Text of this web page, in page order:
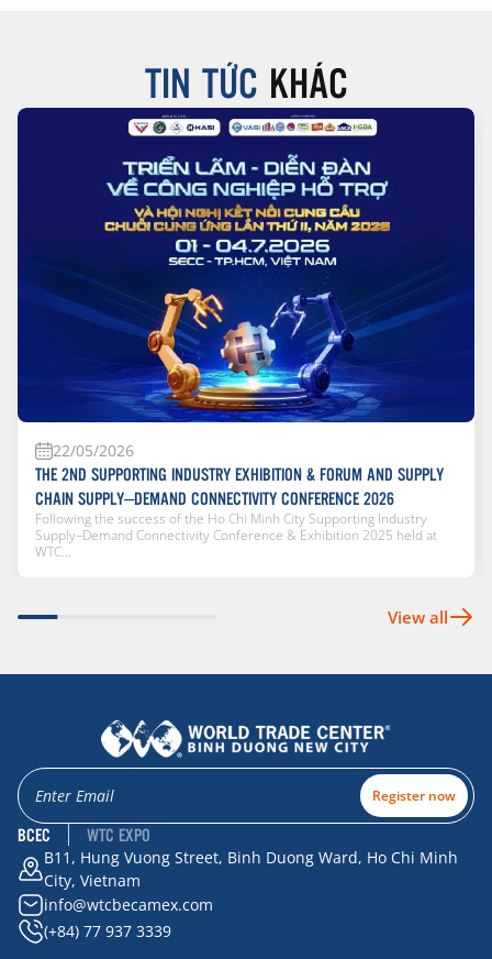
TIN TỨC KHÁC
22/05/2026
THE 2ND SUPPORTING INDUSTRY EXHIBITION & FORUM AND SUPPLY
CHAIN SUPPLY–DEMAND CONNECTIVITY CONFERENCE 2026
Following the success of the Ho Chi Minh City Supporting Industry
Supply–Demand Connectivity Conference & Exhibition 2025 held at
WTC...
View all
Register now
BCEC WTC EXPO
B11, Hung Vuong Street, Binh Duong Ward, Ho Chi Minh
City, Vietnam
info@wtcbecamex.com
(+84) 77 937 3339